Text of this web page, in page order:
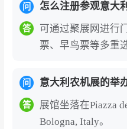
问 怎么注册参观意大
答
可通过聚展网进行
票、早鸟票等多重
问 意大利农机展的举
答
展馆坐落在Piazza
Bologna, Italy。